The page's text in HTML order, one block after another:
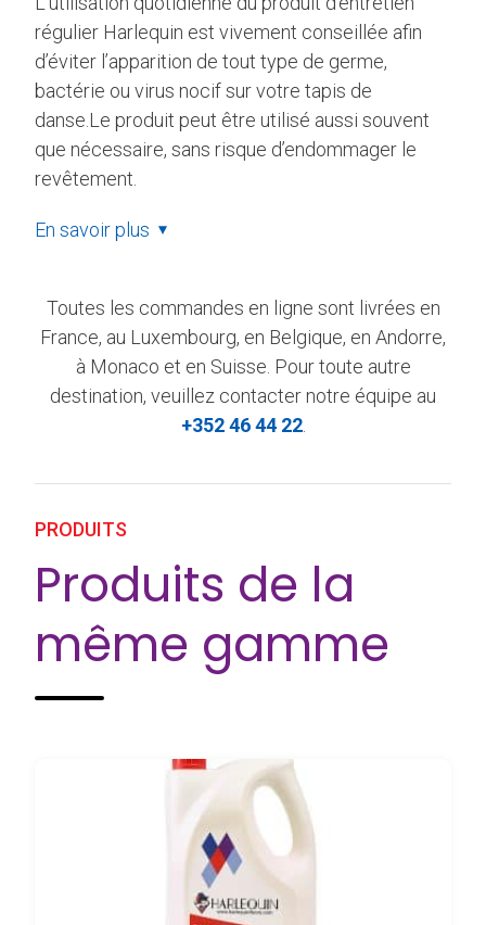
régulier Harlequin est vivement conseillée afin
d’éviter l’apparition de tout type de germe,
bactérie ou virus nocif sur votre tapis de
danse.Le produit peut être utilisé aussi souvent
que nécessaire, sans risque d’endommager le
revêtement.
En savoir plus
Toutes les commandes en ligne sont livrées en
France, au Luxembourg, en Belgique, en Andorre,
à Monaco et en Suisse. Pour toute autre
destination, veuillez contacter notre équipe au
+352 46 44 22.
PRODUITS
Produits de la
même gamme